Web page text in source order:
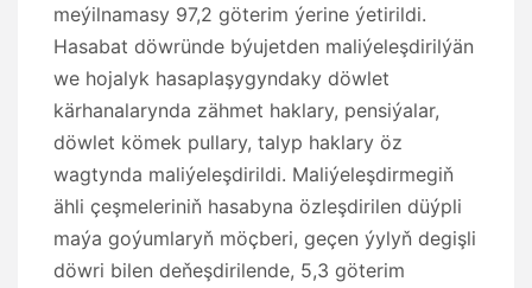
meýilnamasy 97,2 göterim ýerine ýetirildi.
Hasabat döwründe býujetden maliýeleşdirilýän
we hojalyk hasaplaşygyndaky döwlet
kärhanalarynda zähmet haklary, pensiýalar,
döwlet kömek pullary, talyp haklary öz
wagtynda maliýeleşdirildi. Maliýeleşdirmegiň
ähli çeşmeleriniň hasabyna özleşdirilen düýpli
maýa goýumlaryň möçberi, geçen ýylyň degişli
döwri bilen deňeşdirilende, 5,3 göterim